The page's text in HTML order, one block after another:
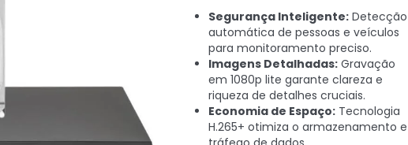
Segurança Inteligente: Detecção
automática de pessoas e veículos
para monitoramento preciso.
Imagens Detalhadas: Gravação
em 1080p lite garante clareza e
riqueza de detalhes cruciais.
Economia de Espaço: Tecnologia
H.265+ otimiza o armazenamento e